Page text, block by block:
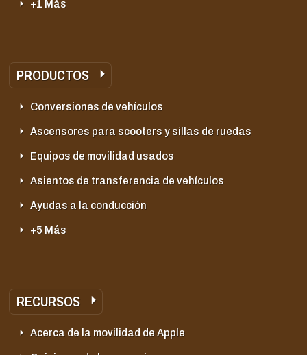
+1 Más
PRODUCTOS
Conversiones de vehículos
Ascensores para scooters y sillas de ruedas
Equipos de movilidad usados
Asientos de transferencia de vehículos
Ayudas a la conducción
+5 Más
RECURSOS
Acerca de la movilidad de Apple